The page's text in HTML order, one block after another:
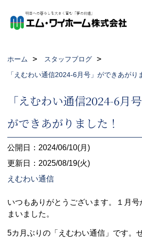
ホーム
スタッフブログ
「えむわい通信2024-6月号」ができあがり
「えむわい通信2024-6月号
ができあがりました！
公開日：2024/06/10(月)
更新日：2025/08/19(火)
えむわい通信
いつもありがとうございます。１月
まいました。
5カ月ぶりの「えむわい通信」です。